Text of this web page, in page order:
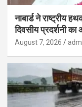
नाबार्ड ने राष्ट्रीय
दिवसीय प्रदर्शनी
August 7, 2026